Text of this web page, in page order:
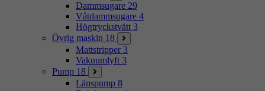
Dammsugare 29
Våtdammsugare 4
Högtryckstvätt 3
Övrig maskin 18
Mattstripper 3
Vakuumlyft 3
Pump 18
Länspump 8